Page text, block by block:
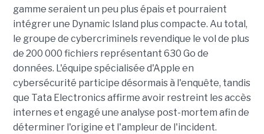
gamme seraient un peu plus épais et pourraient
intégrer une Dynamic Island plus compacte. Au total,
le groupe de cybercriminels revendique le vol de plus
de 200 000 fichiers représentant 630 Go de
données. L'équipe spécialisée d'Apple en
cybersécurité participe désormais à l'enquête, tandis
que Tata Electronics affirme avoir restreint les accès
internes et engagé une analyse post-mortem afin de
déterminer l'origine et l'ampleur de l'incident.